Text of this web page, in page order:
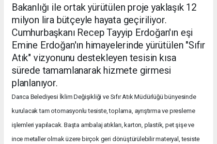
Bakanlığı ile ortak yürütülen proje yaklaşık 12
milyon lira bütçeyle hayata geçiriliyor.
Cumhurbaşkanı Recep Tayyip Erdoğan'ın eşi
Emine Erdoğan'ın himayelerinde yürütülen "Sıfır
Atık" vizyonunu destekleyen tesisin kısa
sürede tamamlanarak hizmete girmesi
planlanıyor.
Darıca Belediyesi İklim Değişikliği ve Sıfır Atık Müdürlüğü bünyesinde
kurulacak tam otomasyonlu tesiste, toplama, ayrıştırma ve presleme
işlemleri yapılacak. Başta ambalaj atıkları, karton, plastik, pet şişe ve
ince metaller olmak üzere birçok geri dönüştürülebilir materyal, tesiste